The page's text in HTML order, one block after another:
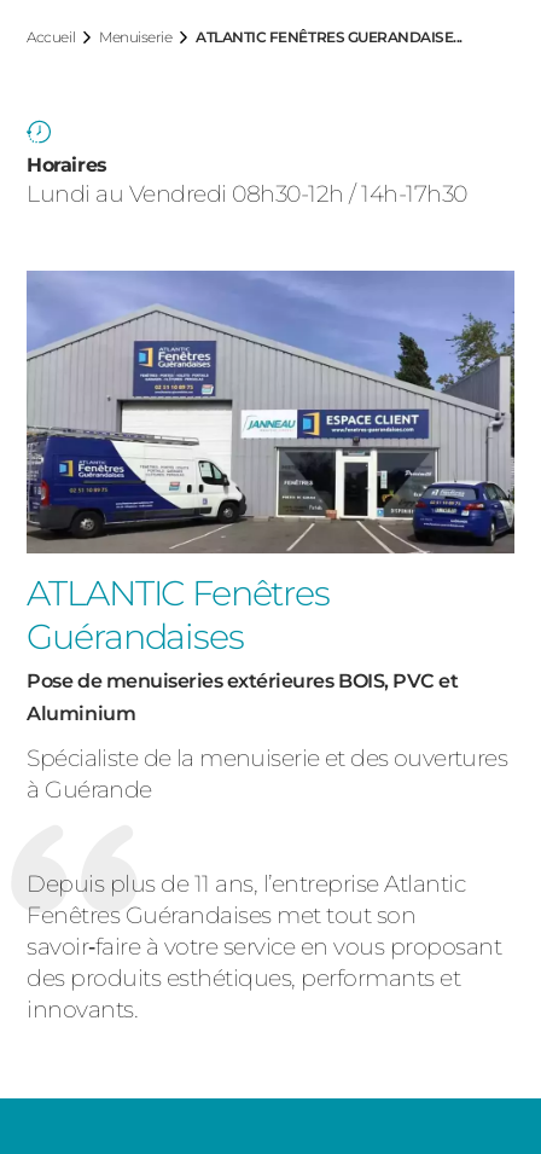
Accueil Menuiserie ATLANTIC FENÊTRES GUERANDAISE...
Horaires
Lundi au Vendredi 08h30-12h / 14h-17h30
ATLANTIC Fenêtres
Guérandaises
Pose de menuiseries extérieures BOIS, PVC et
Aluminium
Spécialiste de la menuiserie et des ouvertures
à Guérande
Depuis plus de 11 ans, l’entreprise Atlantic
Fenêtres Guérandaises met tout son
savoir‑faire à votre service en vous proposant
des produits esthétiques, performants et
innovants.